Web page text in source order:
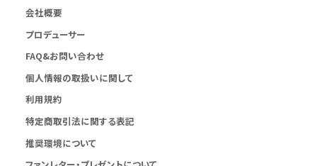
会社概要
プロデューサー
FAQ&お問い合わせ
個人情報の取扱いに関して
利用規約
特定商取引法に関する表記
推奨環境について